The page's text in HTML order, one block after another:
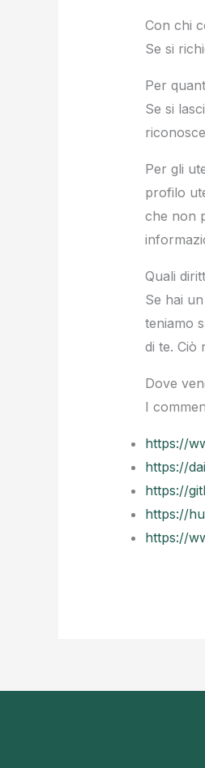
Con chi
Se si
Per
Se si
Per gli
profilo
che non
Quali
Se hai
teniamo
di te. Ciò
Dove
I
https://
https://
https://
https://
https://